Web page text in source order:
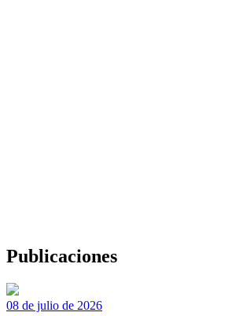
Publicaciones
08 de julio de 2026